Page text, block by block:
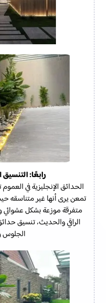
رابعًا:
الحدائق الإنجليزية في
تمعن يرى أنها غير متناسقه
متفرقة موزعة بشكل عشوائي
الراقي والحديث، تنسيق
الجلوس